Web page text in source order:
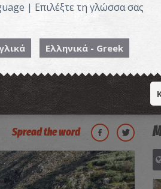
Spread the word
| Επιλέξτε τη γλώσσα σας
Ελληνικά - Greek